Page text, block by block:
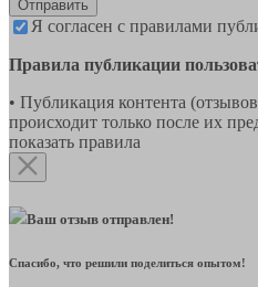
Отправить
Я согласен с правилами
Правила публикации
• Публикация контента
происходит только после их
показать правила
Ваш отзыв отправлен!
Спасибо, что решили поделиться опытом!